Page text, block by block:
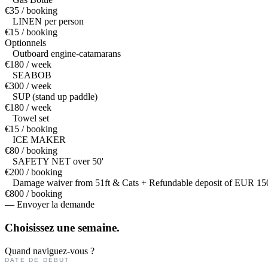
€35 / booking
LINEN per person
€15 / booking
Optionnels
Outboard engine-catamarans
€180 / week
SEABOB
€300 / week
SUP (stand up paddle)
€180 / week
Towel set
€15 / booking
ICE MAKER
€80 / booking
SAFETY NET over 50'
€200 / booking
Damage waiver from 51ft & Cats + Refundable deposit of EUR
€800 / booking
— Envoyer la demande
Choisissez une semaine.
Quand naviguez-vous ?
DATE DE DÉBUT